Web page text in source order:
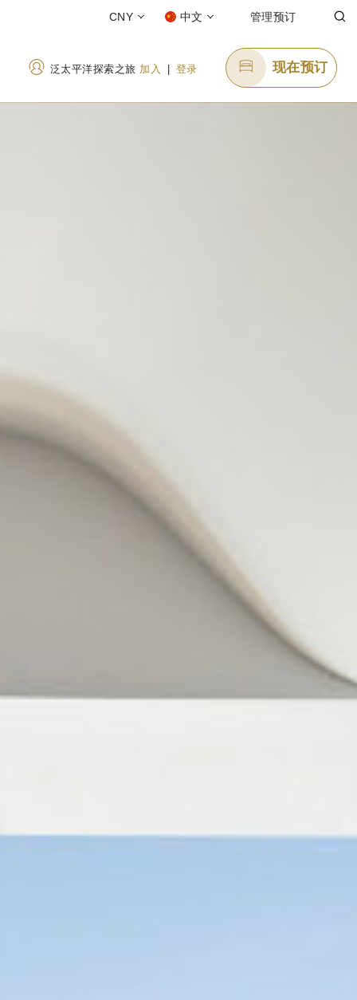
CNY 中文 管理预订
泛太平洋探索之旅 加入 | 登录 现在预订